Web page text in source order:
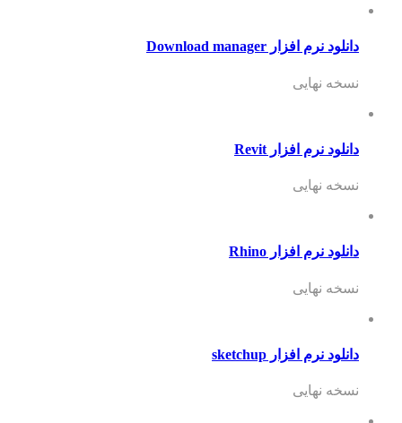
دانلود نرم افزار Download manager
نسخه نهایی
دانلود نرم افزار Revit
نسخه نهایی
دانلود نرم افزار Rhino
نسخه نهایی
دانلود نرم افزار sketchup
نسخه نهایی